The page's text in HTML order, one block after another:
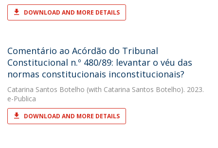
DOWNLOAD AND MORE DETAILS
Comentário ao Acórdão do Tribunal
Constitucional n.º 480/89: levantar o véu das
normas constitucionais inconstitucionais?
Catarina Santos Botelho (with Catarina Santos Botelho). 2023.
e-Publica
DOWNLOAD AND MORE DETAILS